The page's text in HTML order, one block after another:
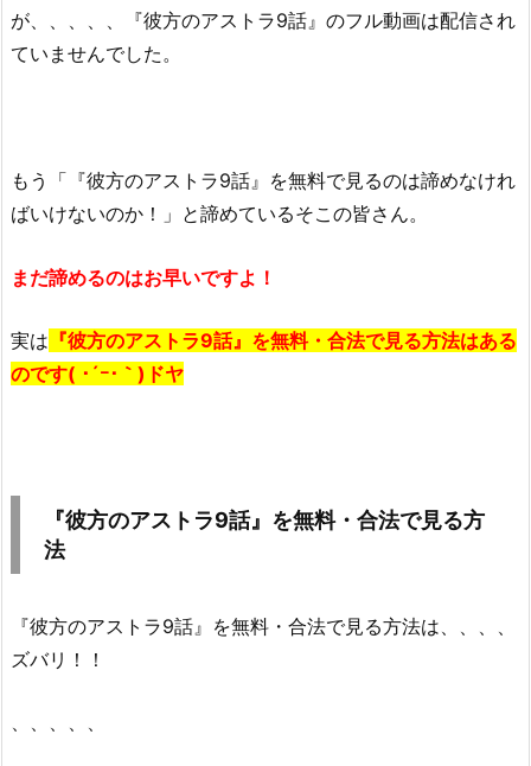
が、、、、、
『彼方のアストラ9話』のフル動画は配信され
ていませんでした。
もう「 『彼方のアストラ9話』を無料で見るのは諦めなけれ
ばいけないのか！」 と諦めているそこの皆さん。
まだ諦めるのはお早いですよ！
実は 『彼方のアストラ9話』を無料・合法で見る方法はある
のです( ･´ｰ･｀)ドヤ
『彼方のアストラ9話』を無料・合法で見る方
法
『彼方のアストラ9話』を無料・合法で見る方法は、、、、
ズバリ！！
、、、、、